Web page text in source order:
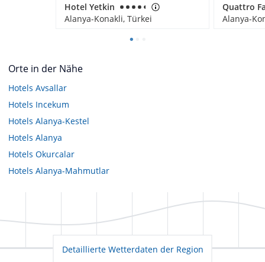
Hotel Yetkin
Alanya-Konakli, Türkei
Alanya-
Orte in der Nähe
Hotels Avsallar
Hotels Incekum
Hotels Alanya-Kestel
Hotels Alanya
Hotels Okurcalar
Hotels Alanya-Mahmutlar
Detaillierte Wetterdaten der Region